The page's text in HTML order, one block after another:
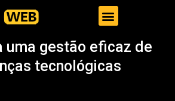
uma gestão eficaz de
tecnológicas